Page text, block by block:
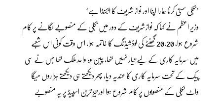
’بجلی سستی کرنا ہمارا اپنا اور نواز شریف کا ایجنڈا ہے‘
وزیر اعظم نے کہا کہ نوازشریف کے دور میں بجلی کے منصوبے لگانے پر کام
شروع ہوا، 20،20 گھنٹے کی لوڈشیڈنگ کا خاتمہ ہوا، اس وقت کوئی اس شعبے
میں سرمایہ کاری کے لیے تیار نہیں تھا، چین وہ واحد ملک تھا جس نے سی
پیک کے تحت سرمایہ کاری کا عندیہ دیا، پھر دیکھتے ہی دیکھتے ہزاروں میگا
واٹ بجلی کے منصوبوں پر کام شروع ہوا اور تیز ترین اسپیڈ پر یہ منصوبے